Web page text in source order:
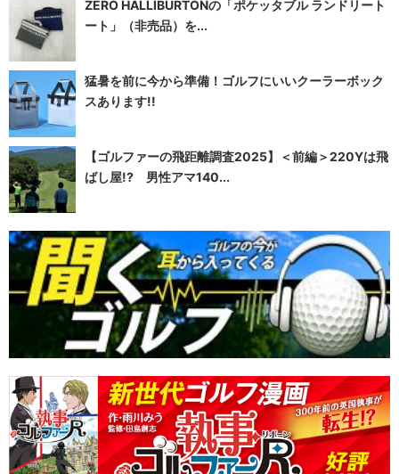
ZERO HALLIBURTONの「ポケッタブル ランドリート
ート」（非売品）を...
猛暑を前に今から準備！ゴルフにいいクーラーボック
スあります!!
【ゴルファーの飛距離調査2025】＜前編＞220Yは飛
ばし屋!? 男性アマ140...